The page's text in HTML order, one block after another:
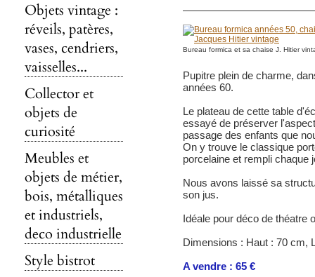
Objets vintage :
réveils, patères,
vases, cendriers,
vaisselles...
Collector et
objets de
curiosité
Meubles et
objets de métier,
bois, métalliques
et industriels,
deco industrielle
Style bistrot
Bureau formica et sa chaise J. Hitier
Pupitre plein de charme,
années 60.
Le plateau de cette table
essayé de préserver
passage des enfants que
On y trouve le classique
porcelaine et rempli chaque
Nous avons laissé sa
son jus.
Idéale pour déco de théatre
Dimensions : Haut : 70 cm,
A vendre : 65 €